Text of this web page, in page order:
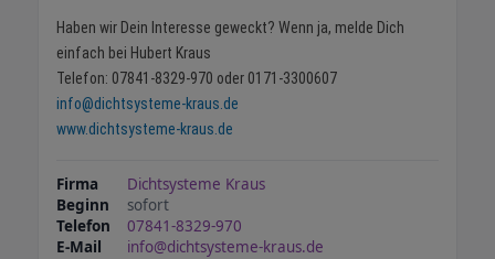
Haben wir Dein Interesse geweckt? Wenn ja, melde Dich
einfach bei Hubert Kraus
Telefon: 07841-8329-970 oder 0171-3300607
info@dichtsysteme-kraus.de
www.dichtsysteme-kraus.de
Firma
Dichtsysteme Kraus
Beginn
sofort
Telefon
07841-8329-970
E-Mail
info@dichtsysteme-kraus.de